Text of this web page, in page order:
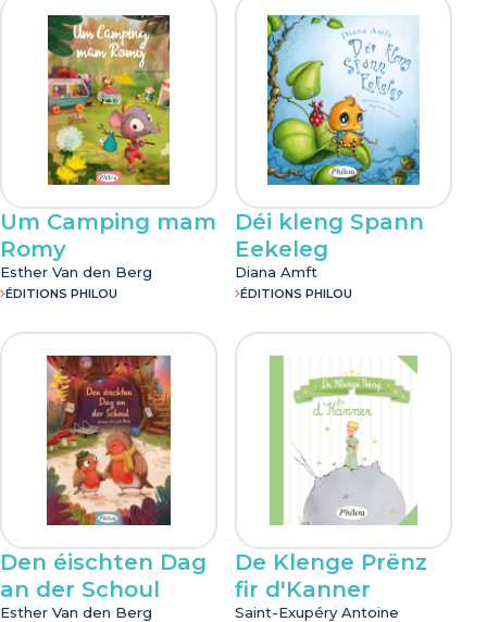
Datum der Veröffentlichung
18/04/2025
Um Camping mam
Romy
Esther Van den Berg
ÉDITIONS PHILOU
Déi kleng Spann
Eekeleg
Diana Amft
ÉDITIONS PHILOU
Den éischten Dag
an der Schoul
Esther Van den Berg
De Klenge Prënz
fir d'Kanner
Saint-Exupéry Antoine